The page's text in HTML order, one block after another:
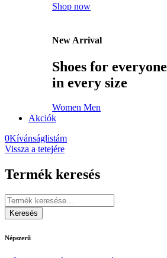
Shop now
New Arrival
Shoes for everyone
in every size
Women Men
Akciók
0Kívánságlistám
Vissza a tetejére
Termék keresés
Népszerű